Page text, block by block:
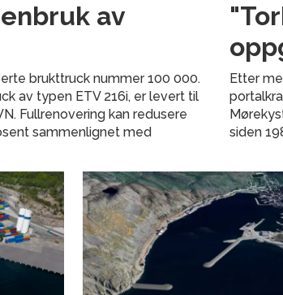
av
brukttruck nummer 100 000.
av typen ETV 216i, er levert til
Fullrenovering kan redusere
sammenlignet med
Etter
siden